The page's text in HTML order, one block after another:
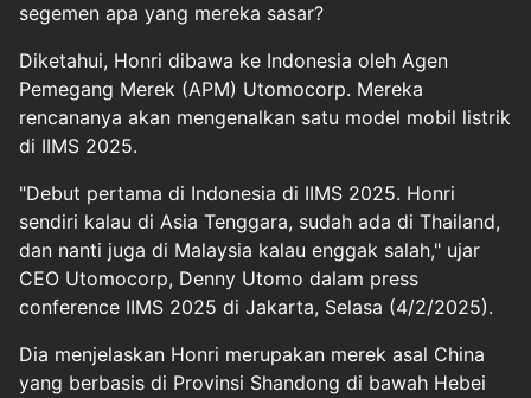
segemen apa yang mereka sasar?
Diketahui, Honri dibawa ke Indonesia oleh Agen
Pemegang Merek (APM) Utomocorp. Mereka
rencananya akan mengenalkan satu model mobil listrik
di IIMS 2025.
"Debut pertama di Indonesia di IIMS 2025. Honri
sendiri kalau di Asia Tenggara, sudah ada di Thailand,
dan nanti juga di Malaysia kalau enggak salah," ujar
CEO Utomocorp, Denny Utomo dalam press
conference IIMS 2025 di Jakarta, Selasa (4/2/2025).
Dia menjelaskan Honri merupakan merek asal China
yang berbasis di Provinsi Shandong di bawah Hebei